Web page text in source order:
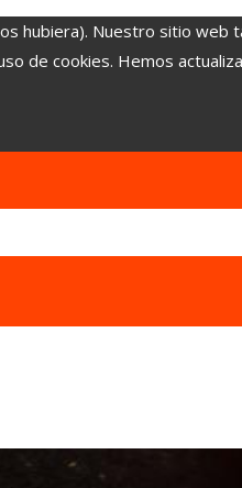
hubiera). Nuestro sitio web
de cookies. Hemos